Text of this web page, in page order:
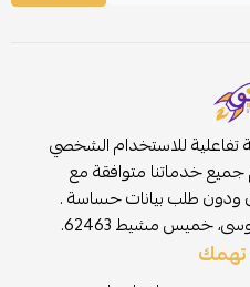
تفاعلية للاستخدام الشخصي
خدماتنا متوافقة مع
ودون طلب بيانات حساسة .
خميس مشيط 62463.
تهمك